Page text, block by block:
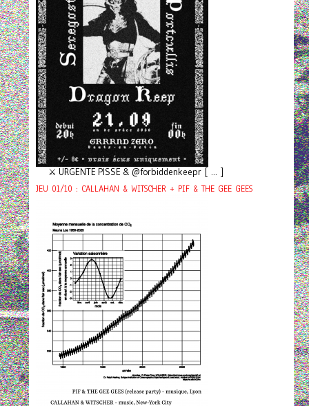
⚔️ URGENTE PISSE & @forbiddenkeepr [ ... ]
JEU 01/10 : CALLAHAN & WITSCHER + PIF & THE GEE GEES